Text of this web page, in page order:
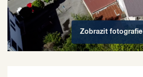
Zobrazit fotografie